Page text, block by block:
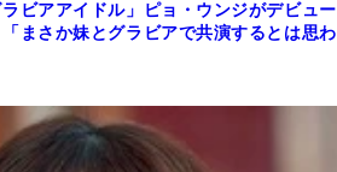
ラビアアイドル」ピョ・ウンジがデビュー
まさか妹とグラビアで共演するとは思わ